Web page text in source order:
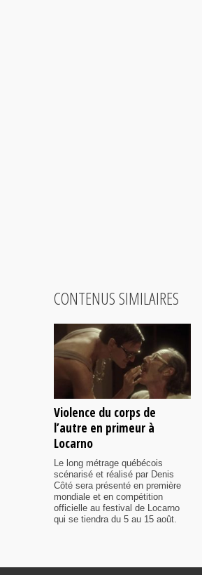
CONTENUS SIMILAIRES
Violence du corps de
l’autre en primeur à
Locarno
Le long métrage québécois
scénarisé et réalisé par Denis
Côté sera présenté en première
mondiale et en compétition
officielle au festival de Locarno
qui se tiendra du 5 au 15 août.